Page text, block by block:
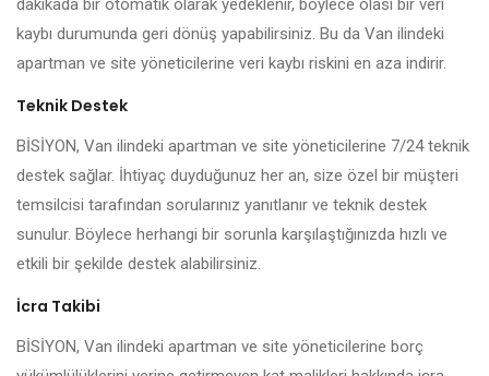
dakikada bir otomatik olarak yedeklenir, böylece olası bir veri
kaybı durumunda geri dönüş yapabilirsiniz. Bu da Van ilindeki
apartman ve site yöneticilerine veri kaybı riskini en aza indirir.
Teknik Destek
BİSİYON, Van ilindeki apartman ve site yöneticilerine 7/24 teknik
destek sağlar. İhtiyaç duyduğunuz her an, size özel bir müşteri
temsilcisi tarafından sorularınız yanıtlanır ve teknik destek
sunulur. Böylece herhangi bir sorunla karşılaştığınızda hızlı ve
etkili bir şekilde destek alabilirsiniz.
İcra Takibi
BİSİYON, Van ilindeki apartman ve site yöneticilerine borç